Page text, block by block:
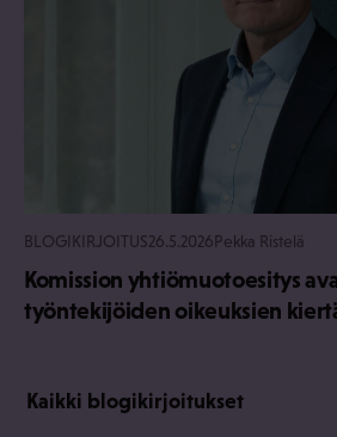
BLOGIKIRJOITUS26.5.2026Pekka Ristelä
Komission yhtiömuotoesitys
työntekijöiden oikeuksien
Kaikki blogikirjoitukset